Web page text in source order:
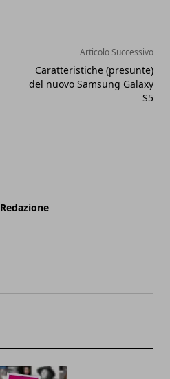
Articolo Successivo
Caratteristiche (presunte)
del nuovo Samsung Galaxy
S5
Redazione